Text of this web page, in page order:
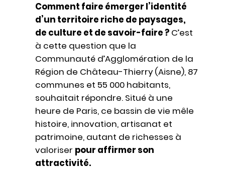
Comment faire émerger l’identité
d’un territoire riche de paysages,
de culture et de savoir-faire ?C’est
à cette question que la
Communauté d’Agglomération de la
Région de Château-Thierry (Aisne), 87
communes et 55 000 habitants,
souhaitait répondre. Situé à une
heure de Paris, ce bassin de vie mêle
histoire, innovation, artisanat et
patrimoine, autant de richesses à
valoriser pour affirmer son
attractivité.